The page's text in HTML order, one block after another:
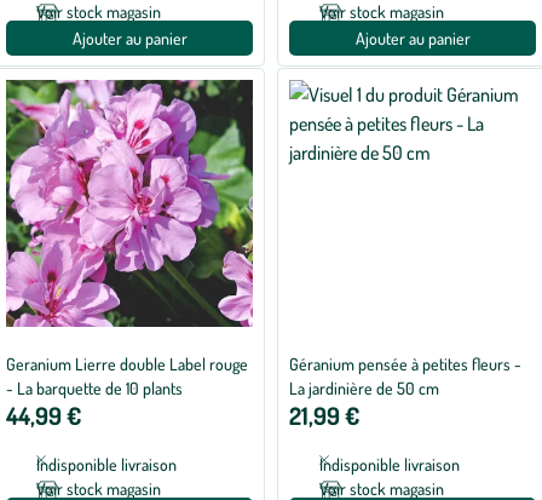
Voir stock magasin
Ajouter au panier
Voir stock magasin
Ajouter au panier
Geranium Lierre double Label rouge
- La barquette de 10 plants
44,99 €
Indisponible livraison
Voir stock magasin
Géranium pensée à petites fleurs -
La jardinière de 50 cm
21,99 €
Indisponible livraison
Voir stock magasin